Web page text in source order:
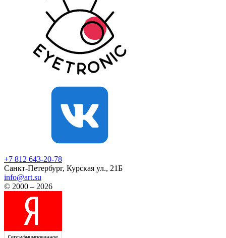
+7 812 643-20-78
Санкт-Петербург, Курская ул., 21Б
info@art.su
© 2000 – 2026